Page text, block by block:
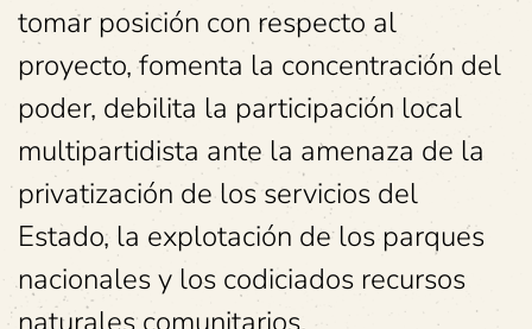
tomar posición con respecto al
proyecto, fomenta la concentración del
poder, debilita la participación local
multipartidista ante la amenaza de la
privatización de los servicios del
Estado, la explotación de los parques
nacionales y los codiciados recursos